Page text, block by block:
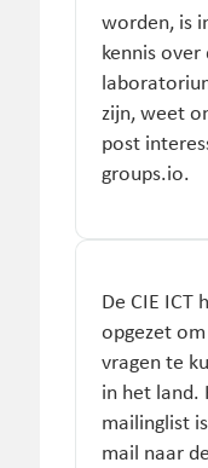
worden, is
kennis over
zijn, weet
post
groups.io.
De CIE ICT
opgezet
vragen te
in het land.
mailinglist
mail naar